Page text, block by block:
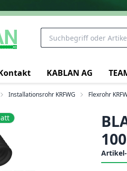
KABLAN AG
Installationsrohr KRFWG Flexrohr